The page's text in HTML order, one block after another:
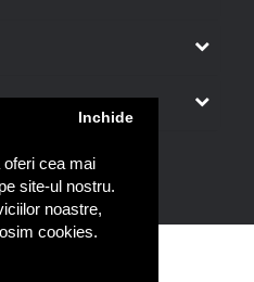
cea mai
site-ul nostru.
noastre,
cookies.
Inchide